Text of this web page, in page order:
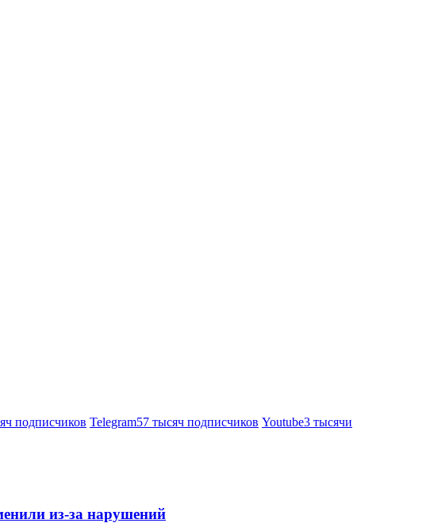
подписчиков Telegram57 тысяч подписчиков Youtube3 тысячи
из-за нарушений